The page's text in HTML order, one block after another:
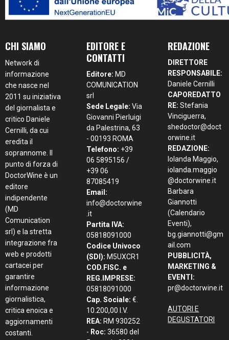
CHI SIAMO
Network di
informazione
che nasce nel
2011 su iniziativa
del giornalista e
critico Daniele
Cernilli, da cui
eredita il
soprannome. Il
punto di forza di
DoctorWine è un
editore
indipendente
(MD
Comunication
srl) e la stretta
integrazione fra
web e prodotti
cartacei per
garantire
informazione
giornalistica,
critica enoica e
aggiornamenti
costanti.
EDITORE E
CONTATTI
Editore: MD
COMUNICATION
srl
Sede Legale: Via
Giovanni Pierluigi
da Palestrina, 63
- 00193 ROMA
Telefono: +39
06 5895156 /
+39 06
87085419
Email:
info@doctorwine
.it
Partita IVA:
05818091000
Codice Univoco
(SDI): M5UXCR1
COD.FISC. e
REG.IMPRESE:
05818091000
Cap. Sociale: €.
10.200,00 I.V.
REA: RM 930252
- Roc: 36580 del
REDAZIONE
DIRETTORE
RESPONSABILE:
Daniele Cernilli
CAPOREDATTO
RE: Stefania
Vinciguerra,
shedoctor@doct
orwine.it
REDAZIONE:
Iolanda Maggio,
iolanda.maggio
@doctorwine.it
Barbara
Giannotti
(Calendario
Eventi),
bg.giannotti@gm
ail.com
PUBBLICITÀ,
MARKETING &
EVENTI:
pr@doctorwine.it
AUTORI E
DEGUSTATORI